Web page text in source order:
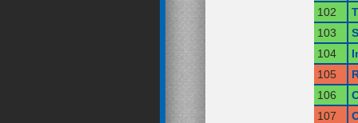
102
103
104
105
106
107